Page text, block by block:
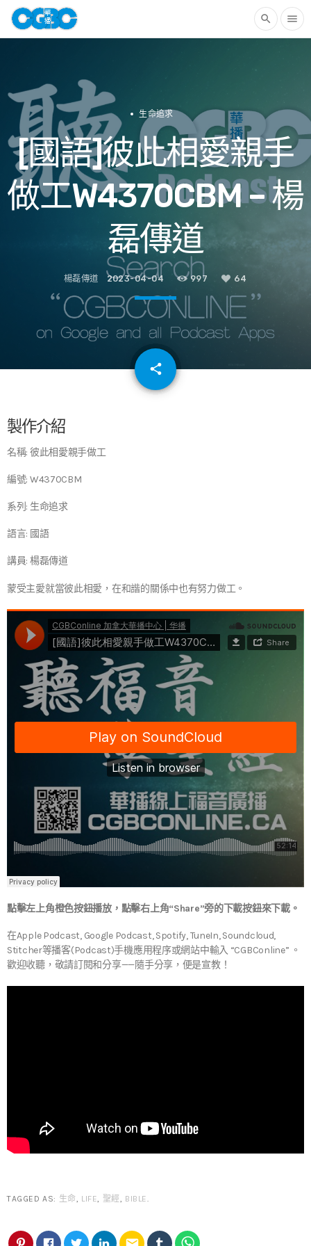
search menu
生命追求
[國語]彼此相愛親手
做工W4370CBM – 楊
磊傳道
楊磊傳道 2023-04-04 997 64
share
email
製作介紹
名稱: 彼此相愛親手做工
編號: W4370CBM
系列: 生命追求
語言: 國語
講員: 楊磊傳道
蒙受主愛就當彼此相愛，在和諧的關係中也有努力做工。
點擊左上角橙色按鈕播放，點擊右上角“Share”旁的下載按鈕來下載。
在Apple Podcast, Google Podcast, Spotify, TuneIn, Soundcloud,
Stitcher等播客(Podcast)手機應用程序或網站中輸入 “CGBConline” 。
歡迎收聽，敬請訂閱和分享——隨手分享，便是宣教！
TAGGED AS: 生命 LIFE 聖經 BIBLE